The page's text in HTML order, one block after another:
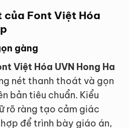
Font Việt Hóa
gàng
Việt Hóa UVN Hong Ha
nét thanh thoát và gọn
bản tiêu chuẩn. Kiểu
rõ ràng tạo cảm giác
để trình bày giáo án,